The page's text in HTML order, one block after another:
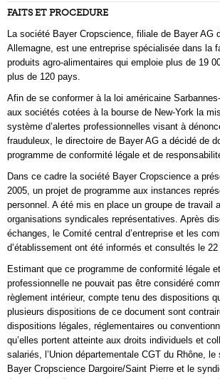
FAITS ET PROCEDURE
La société Bayer Cropscience, filiale de Bayer AG
Allemagne, est une entreprise spécialisée dans la
produits agro-alimentaires qui emploie plus de 19
plus de 120 pays.
Afin de se conformer à la loi américaine
aux sociétés cotées à la bourse de New-York la
système d’alertes professionnelles visant à
frauduleux, le directoire de Bayer AG a décidé de
programme de conformité légale et de
Dans ce cadre la société Bayer Cropscience a
2005, un projet de programme aux instances
personnel. A été mis en place un groupe de travail
organisations syndicales représentatives. Après
échanges, le Comité central d’entreprise et les
d’établissement ont été informés et consultés le
Estimant que ce programme de conformité légale
professionnelle ne pouvait pas être considéré
règlement intérieur, compte tenu des dispositions
plusieurs dispositions de ce document sont
dispositions légales, réglementaires ou
qu’elles portent atteinte aux droits individuels et
salariés, l’Union départementale CGT du Rhône,
Bayer Cropscience Dargoire/Saint Pierre et le